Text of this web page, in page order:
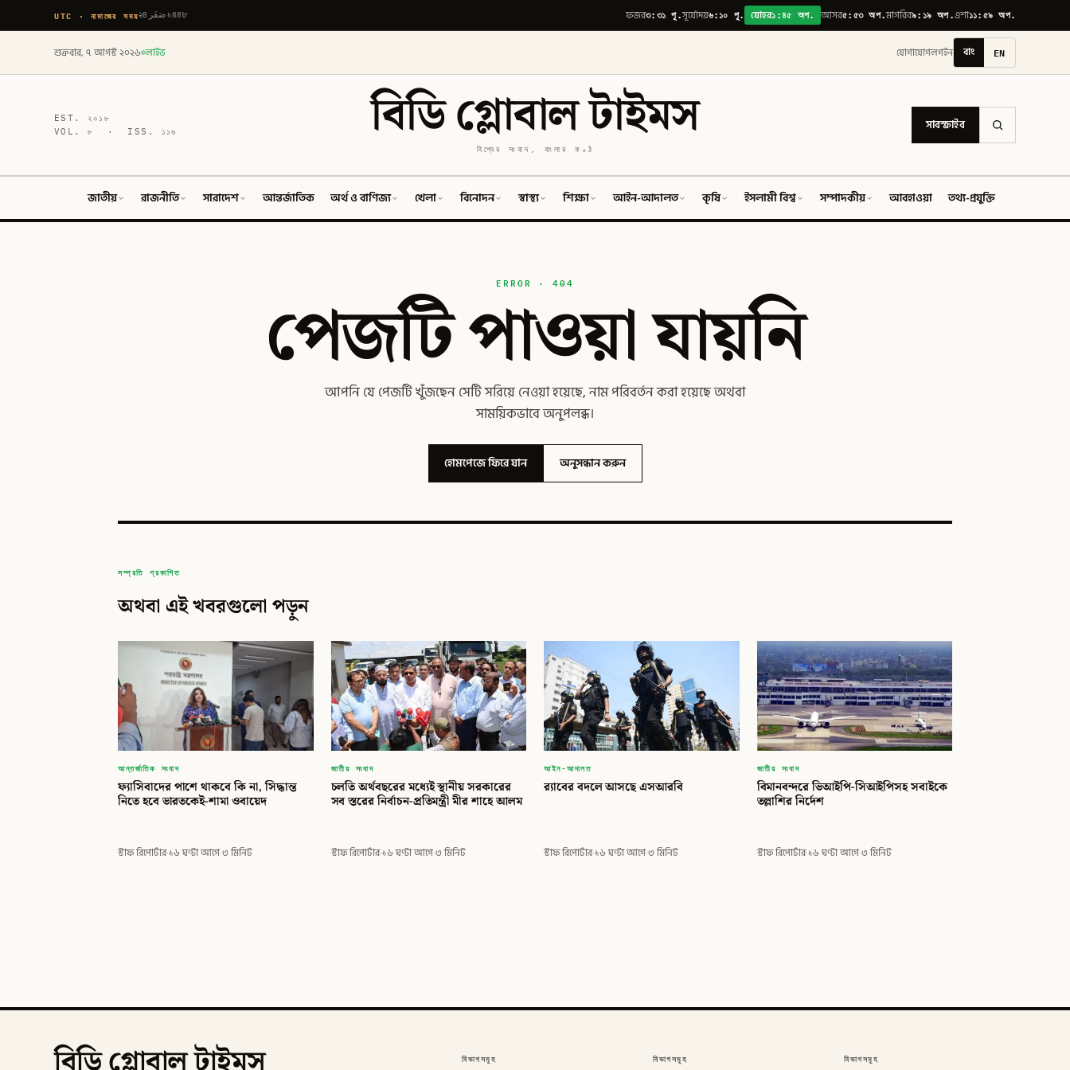
UTC · নামাজের সময় ২৪ صَفَر ১৪৪৮ ফজর৩:৩১ পূ.সূর্যোদয়৬:১০ পূ. যোহর১:৪৫ অপ. আসর৫:৫৩ অপ.মাগরিব৯:১৯ অপ.এশা১১:৫৯ অপ.
শুক্রবার, ৭ আগস্ট ২০২৬ লাইভ যোগাযোগলগইন বাং EN
EST.২০১৮
VOL.৮ · ISS. ১১৬ বিডি গ্লোবাল টাইমস
বিশ্বের সংবাদ, বাংলার কণ্ঠ
সাবস্ক্রাইব
জাতীয় রাজনীতি সারাদেশ আন্তর্জাতিক অর্থ ও বাণিজ্য খেলা বিনোদন স্বাস্থ্য শিক্ষা আইন-আদালত কৃষি ইসলামী বিশ্ব সম্পাদকীয় আবহাওয়া তথ্য-প্রযুক্তি
ERROR · 404
পেজটি পাওয়া যায়নি
আপনি যে পেজটি খুঁজছেন সেটি সরিয়ে নেওয়া হয়েছে, নাম পরিবর্তন করা হয়েছে অথবা
সাময়িকভাবে অনুপলব্ধ।
হোমপেজে ফিরে যান অনুসন্ধান করুন
সম্প্রতি প্রকাশিত
অথবা এই খবরগুলো পড়ুন
আন্তর্জাতিক সংবাদ
ফ্যাসিবাদের পাশে থাকবে কি না, সিদ্ধান্ত
নিতে হবে ভারতকেই-শামা ওবায়েদ
স্টাফ রিপোর্টার·১৬ ঘণ্টা আগে·৩ মিনিট
জাতীয় সংবাদ
চলতি অর্থবছরের মধ্যেই স্থানীয় সরকারের
সব স্তরের নির্বাচন-প্রতিমন্ত্রী মীর শাহে আলম
স্টাফ রিপোর্টার·১৬ ঘণ্টা আগে·৩ মিনিট
আইন-আদালত
র‍্যাবের বদলে আসছে এসআরবি
স্টাফ রিপোর্টার·১৬ ঘণ্টা আগে·৩ মিনিট
জাতীয় সংবাদ
বিমানবন্দরে ভিআইপি-সিআইপিসহ সবাইকে
তল্লাশির নির্দেশ
স্টাফ রিপোর্টার·১৬ ঘণ্টা আগে·৩ মিনিট
বিভাগসমূহ বিভাগসমূহ বিভাগসমূহ